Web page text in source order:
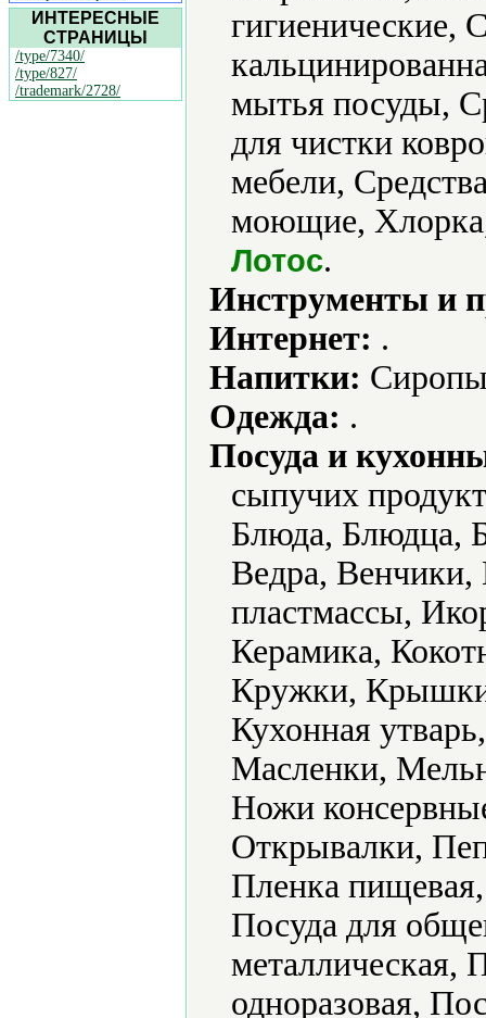
ИНТЕРЕСНЫЕ
СТРАНИЦЫ
/type/7340/
/type/827/
/trademark/2728/
гигиенические,
мытья посуды,
для чистки
мебели,
моющие,
Лотос.
Инструменты и
Интернет: .
Напитки:
Одежда: .
Посуда и
сыпучих
Блюда, Блюдца,
Ведра,
пластмассы,
Керамика,
Кружки, Крышки
Кухонная
Масленки,
Ножи
Открывалки,
Пленка
Посуда для
металлическая,
одноразовая,